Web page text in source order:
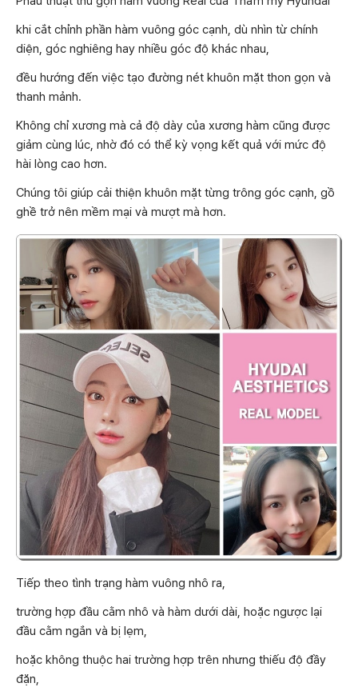
khi cắt chỉnh phần hàm vuông góc cạnh, dù nhìn từ chính
diện, góc nghiêng hay nhiều góc độ khác nhau,
đều hướng đến việc tạo đường nét khuôn mặt thon gọn và
thanh mảnh.
Không chỉ xương mà cả độ dày của xương hàm cũng được
giảm cùng lúc, nhờ đó có thể kỳ vọng kết quả với mức độ
hài lòng cao hơn.
Chúng tôi giúp cải thiện khuôn mặt từng trông góc cạnh, gồ
ghề trở nên mềm mại và mượt mà hơn.
Tiếp theo tình trạng hàm vuông nhô ra,
trường hợp đầu cằm nhô và hàm dưới dài, hoặc ngược lại
đầu cằm ngắn và bị lẹm,
hoặc không thuộc hai trường hợp trên nhưng thiếu độ đầy
đặn,